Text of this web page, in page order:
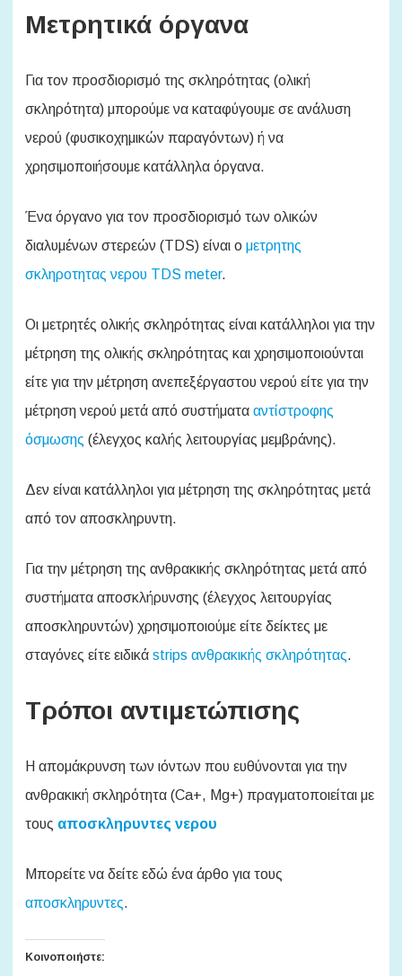
Μετρητικά όργανα
Για τον προσδιορισμό της σκληρότητας (ολική
σκληρότητα) μπορούμε να καταφύγουμε σε ανάλυση
νερού (φυσικοχημικών παραγόντων) ή να
χρησιμοποιήσουμε κατάλληλα όργανα.
Ένα όργανο για τον προσδιορισμό των ολικών
διαλυμένων στερεών (TDS) είναι ο μετρητης
σκληροτητας νερου TDS meter.
Οι μετρητές ολικής σκληρότητας είναι κατάλληλοι για την
μέτρηση της ολικής σκληρότητας και χρησιμοποιούνται
είτε για την μέτρηση ανεπεξέργαστου νερού είτε για την
μέτρηση νερού μετά από συστήματα αντίστροφης
όσμωσης (έλεγχος καλής λειτουργίας μεμβράνης).
Δεν είναι κατάλληλοι για μέτρηση της σκληρότητας μετά
από τον αποσκληρυντη.
Για την μέτρηση της ανθρακικής σκληρότητας μετά από
συστήματα αποσκλήρυνσης (έλεγχος λειτουργίας
αποσκληρυντών) χρησιμοποιούμε είτε δείκτες με
σταγόνες είτε ειδικά strips ανθρακικής σκληρότητας.
Τρόποι αντιμετώπισης
Η απομάκρυνση των ιόντων που ευθύνονται για την
ανθρακική σκληρότητα (Ca+, Mg+) πραγματοποιείται με
τους αποσκληρυντες νερου
Μπορείτε να δείτε εδώ ένα άρθο για τους
αποσκληρυντες.
Κοινοποιήστε: